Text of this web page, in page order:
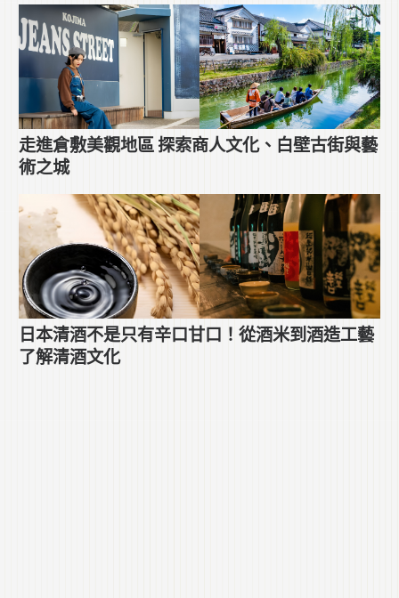
走進倉敷美觀地區 探索商人文化、白壁古街與藝
術之城
日本清酒不是只有辛口甘口！從酒米到酒造工藝
了解清酒文化